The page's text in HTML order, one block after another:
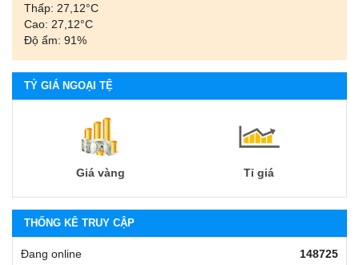
Thấp: 27,12°С
Cao: 27,12°С
Độ ẩm: 91%
TỶ GIÁ NGOẠI TỆ
Giá vàng Tỉ giá
THỐNG KÊ TRUY CẬP
Đang online
148725